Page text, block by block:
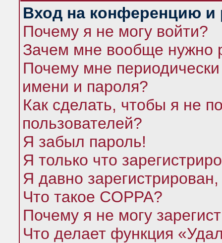
Вход на конференцию и
Почему я не могу войти?
Зачем мне вообще нужно
Почему мне
имени и пароля?
Как сделать, чтобы я не
пользователей?
Я забыл пароль!
Я только что
Я давно
Что такое COPPA?
Почему я не могу
Что делает функция